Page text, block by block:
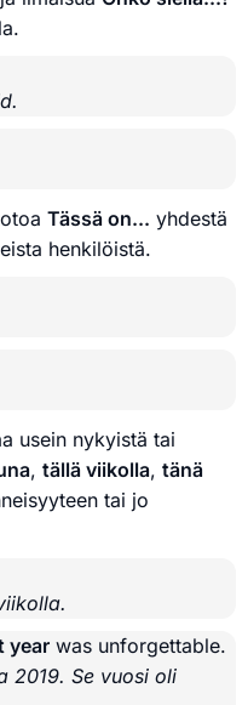
Tässä on... yhdestä
henkilöistä.
usein nykyistä tai
, tällä viikolla, tänä
tai jo
year was unforgettable.
2019. Se vuosi oli